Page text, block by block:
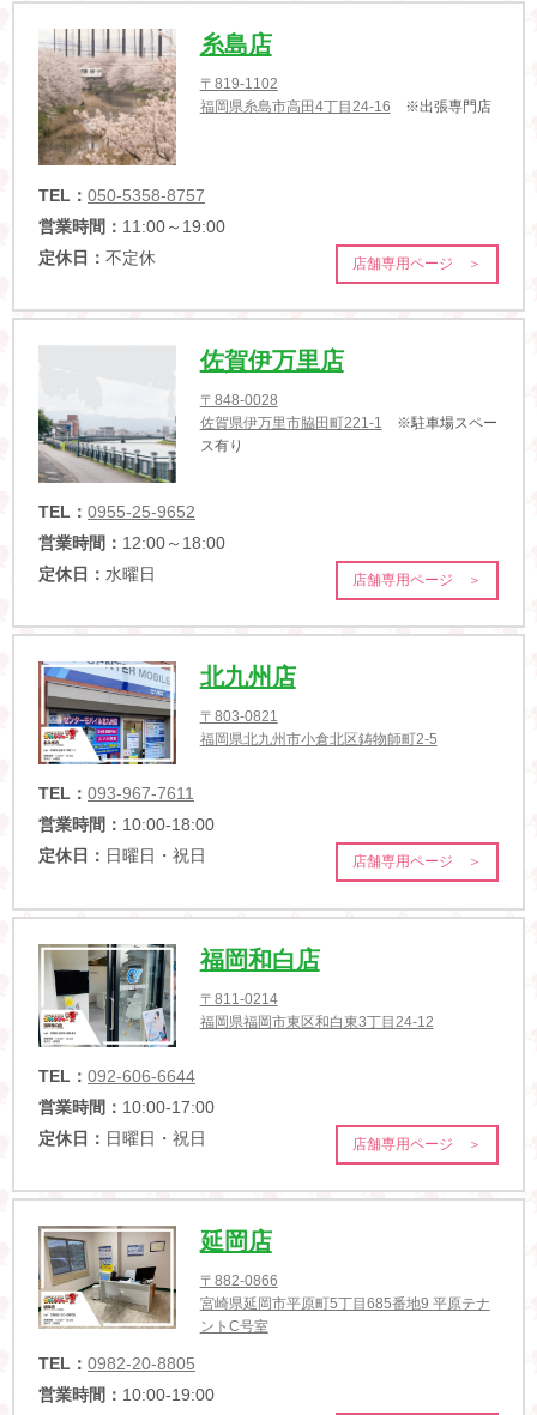
糸島店
〒819-1102
福岡県糸島市高田4丁目24-16 ※出張専門店
TEL： 050-5358-8757
営業時間： 11:00～19:00
定休日： 不定休 店舗専用ページ ＞
佐賀伊万里店
〒848-0028
佐賀県伊万里市脇田町221-1
※駐車場スペー
ス有り
TEL： 0955-25-9652
営業時間： 12:00～18:00
定休日： 水曜日 店舗専用ページ ＞
北九州店
〒803-0821
福岡県北九州市小倉北区鋳物師町2-5
TEL： 093-967-7611
営業時間： 10:00-18:00
定休日： 日曜日・祝日 店舗専用ページ ＞
福岡和白店
〒811-0214
福岡県福岡市東区和白東3丁目24-12
TEL： 092-606-6644
営業時間： 10:00-17:00
定休日： 日曜日・祝日 店舗専用ページ ＞
延岡店
〒882-0866
宮崎県延岡市平原町5丁目685番地9 平原テナ
ントC号室
TEL： 0982-20-8805
営業時間： 10:00-19:00